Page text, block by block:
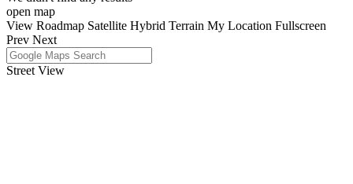
open map
View Roadmap Satellite Hybrid Terrain My Location Fullscreen
Prev Next
Street View